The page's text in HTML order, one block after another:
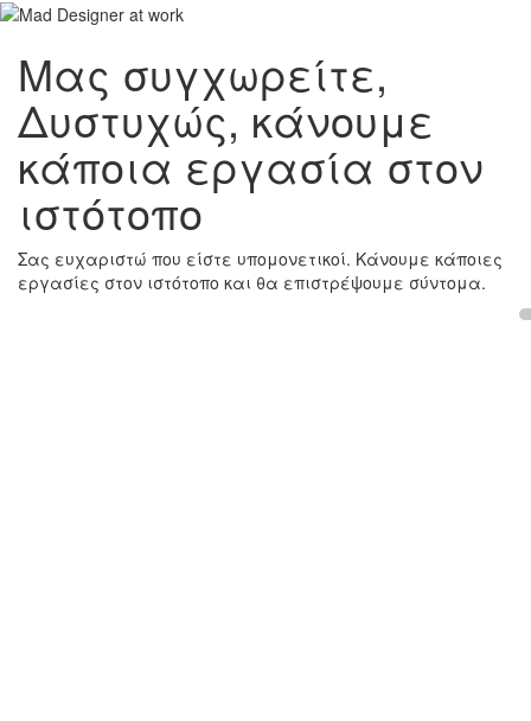
Μας συγχωρείτε,
Δυστυχώς, κάνουμε
κάποια εργασία στον
ιστότοπο
Σας ευχαριστώ που είστε υπομονετικοί. Κάνουμε κάποιες
εργασίες στον ιστότοπο και θα επιστρέψουμε σύντομα.